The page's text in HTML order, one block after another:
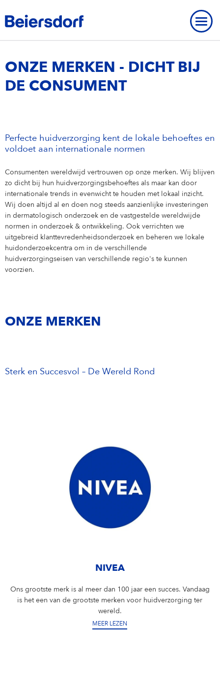
Our Core Values
Our Diversity Commitment
Our Purpose
Our Leadership Team
Supervisory Board
Our History
Founding History
Personalities
International Development
Beiersdorf Chronicle
BEIERSDORF PRESENCE WORLDWIDE
ONZE MERKEN
Onze merken
NIVEA
Eucerin
Labello
OVERVIEW
Students
Internships & Working Students
BEYOND BORDERS: Our Trainee Program
Our PhD Program
ENTRY LEVEL & EXPERIENCED PROFESSIONALS
Entry Level & Experienced Professionals
Marketing
Sales & eCommerce
IT
Research & Development
YOUR APPLICATION
Your Application
Job Search
Job Alert
OUR CARE CULTURE
Our Care Culture
CONTACT
Contact
Contact
Adres
DIENSTEN
PRIVACY VERKLARING
SPEAK UP. WE CARE. – PLATFORM VOOR
INCIDENTENRAPPORTAGE
PERSBERICHTEN
CONTACT
IMPRESSUM
Jouw locatie Nederland
ONZE MERKEN - DICHT BIJ
DE CONSUMENT
Perfecte huidverzorging kent de lokale behoeftes en
voldoet aan internationale normen
Consumenten wereldwijd vertrouwen op onze merken. Wij blijven
zo dicht bij hun huidverzorgingsbehoeftes als maar kan door
internationale trends in evenwicht te houden met lokaal inzicht.
Wij doen altijd al en doen nog steeds aanzienlijke investeringen
in dermatologisch onderzoek en de vastgestelde wereldwijde
normen in onderzoek & ontwikkeling. Ook verrichten we
uitgebreid klanttevredenheidsonderzoek en beheren we lokale
huidonderzoekcentra om in de verschillende
huidverzorgingseisen van verschillende regio's te kunnen
voorzien.
ONZE MERKEN
Sterk en Succesvol – De Wereld Rond
NIVEA
Ons grootste merk is al meer dan 100 jaar een succes. Vandaag
is het een van de grootste merken voor huidverzorging ter
wereld.
MEER LEZEN